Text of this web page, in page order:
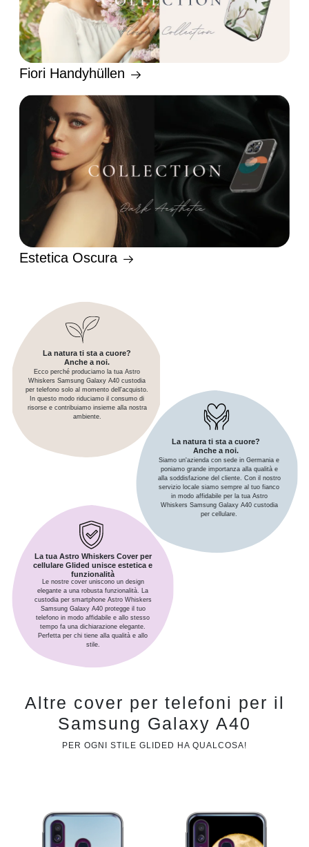
Fiori Handyhüllen
Estetica Oscura
La natura ti sta a cuore?
Anche a noi.
Ecco perché produciamo la tua Astro
Whiskers Samsung Galaxy A40 custodia
per telefono solo al momento dell'acquisto.
In questo modo riduciamo il consumo di
risorse e contribuiamo insieme alla nostra
ambiente.
La natura ti sta a cuore?
Anche a noi.
Siamo un'azienda con sede in Germania e
poniamo grande importanza alla qualità e
alla soddisfazione del cliente. Con il nostro
servizio locale siamo sempre al tuo fianco
in modo affidabile per la tua Astro
Whiskers Samsung Galaxy A40 custodia
per cellulare.
La tua Astro Whiskers Cover per
cellulare Glided unisce estetica e
funzionalità
Le nostre cover uniscono un design
elegante a una robusta funzionalità. La
custodia per smartphone Astro Whiskers
Samsung Galaxy A40 protegge il tuo
telefono in modo affidabile e allo stesso
tempo fa una dichiarazione elegante.
Perfetta per chi tiene alla qualità e allo
stile.
Altre cover per telefoni per il
Samsung Galaxy A40
PER OGNI STILE GLIDED HA QUALCOSA!